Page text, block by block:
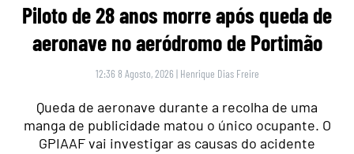
Piloto de 28 anos morre após queda de
aeronave no aeródromo de Portimão
12:36 8 Agosto, 2026 | Henrique Dias Freire
Queda de aeronave durante a recolha de uma
manga de publicidade matou o único ocupante. O
GPIAAF vai investigar as causas do acidente